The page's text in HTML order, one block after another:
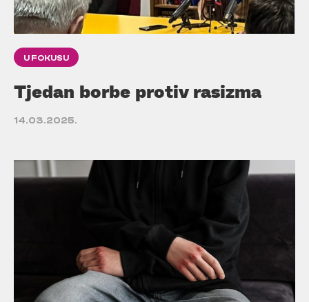
U FOKUSU
Tjedan borbe protiv rasizma
14.03.2025.